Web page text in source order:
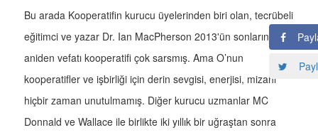
Bu arada Kooperatifin kurucu üyelerinden biri olan, tecrübeli
eğitimci ve yazar Dr. Ian MacPherson 2013'ün sonlarındaki
aniden vefatı kooperatifi çok sarsmış. Ama O’nun
kooperatifler ve işbirliği için derin sevgisi, enerjisi, mizahı
hiçbir zaman unutulmamış. Diğer kurucu uzmanlar MC
Donnald ve Wallace ile birlikte iki yıllık bir uğraştan sonra